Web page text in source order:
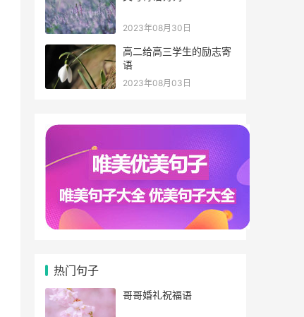
2023年08月30日
高二给高三学生的励志寄
语
2023年08月03日
热门句子
哥哥婚礼祝福语